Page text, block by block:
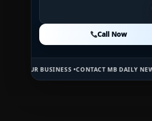
Call Now
Call Now
BUSINESS •CONTACT MB DAILY NEWS •